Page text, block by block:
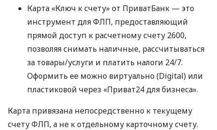
Карта «Ключ к счету» от ПриватБанк — это
инструмент для ФЛП, предоставляющий
прямой доступ к расчетному счету 2600,
позволяя снимать наличные, рассчитываться
за товары/услуги и платить налоги 24/7.
Оформить ее можно виртуально (Digital) или
пластиковой через «Приват24 для бизнеса».
Карта привязана непосредственно к текущему
счету ФЛП, а не к отдельному карточному счету.